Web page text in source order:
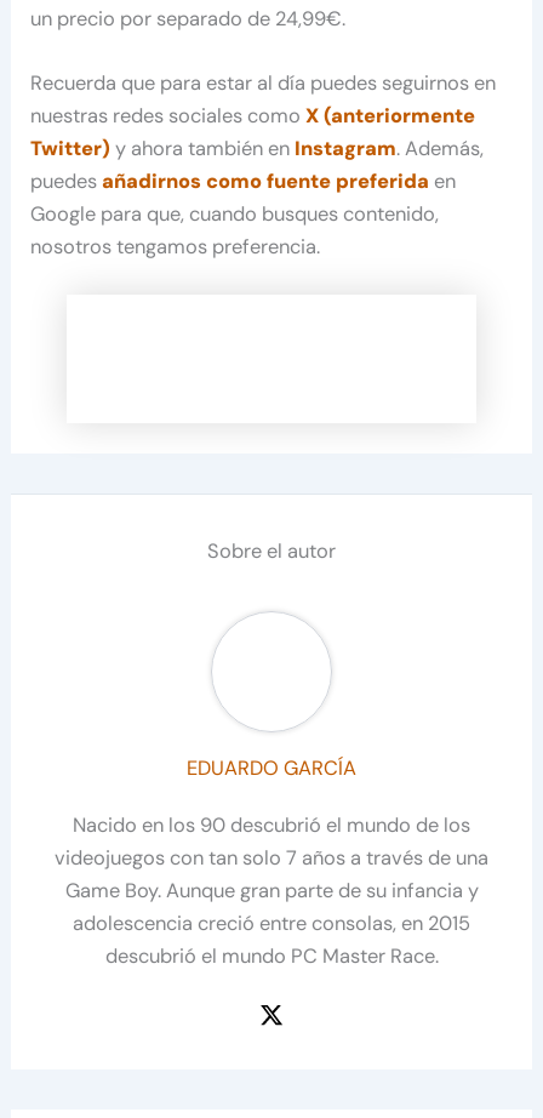
un precio por separado de 24,99€.
Recuerda que para estar al día puedes seguirnos en
nuestras redes sociales comoX (anteriormente
Twitter) y ahora también en Instagram. Además,
puedesañadirnos como fuente preferida en
Google para que, cuando busques contenido,
nosotros tengamos preferencia.
Sobre el autor
EDUARDO GARCÍA
Nacido en los 90 descubrió el mundo de los
videojuegos con tan solo 7 años a través de una
Game Boy. Aunque gran parte de su infancia y
adolescencia creció entre consolas, en 2015
descubrió el mundo PC Master Race.